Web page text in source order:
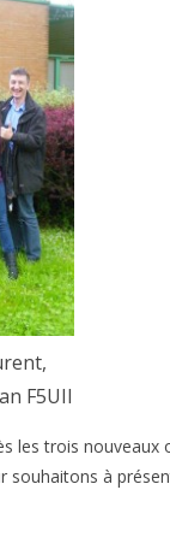
F5UII
les trois nouveaux
à